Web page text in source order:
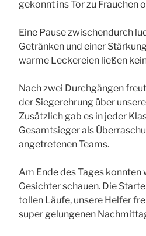
gekonnt ins Tor zu Frauchen
Eine Pause zwischendurch
Getränken und einer
warme Leckereien ließen
Nach zwei Durchgängen
der Siegerehrung über
Zusätzlich gab es in jeder
Gesamtsieger als
angetretenen Teams.
Am Ende des Tages konnten
Gesichter schauen. Die
tollen Läufe, unsere Helfer
super gelungenen